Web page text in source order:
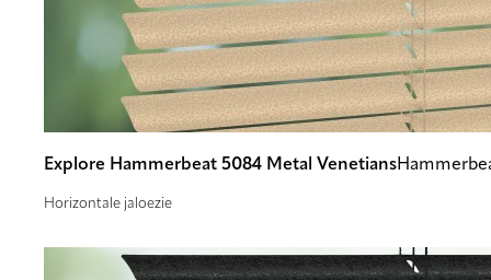
Explore Hammerbeat 5084 Metal Venetians
Horizontale jaloezie